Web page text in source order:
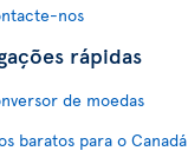
nos
rápidas
de moedas
baratos para o Canadá